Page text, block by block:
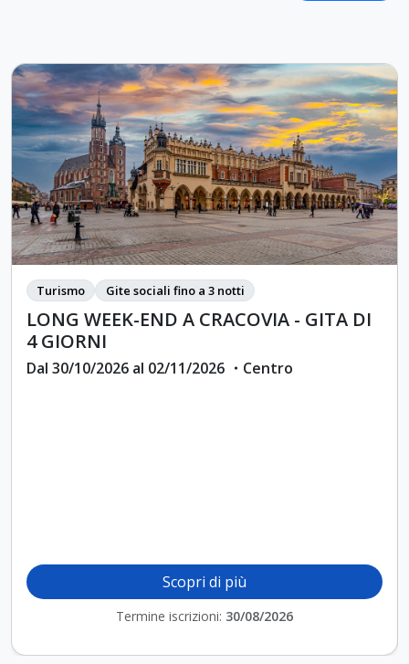
Turismo Gite sociali fino a 3 notti
LONG WEEK-END A CRACOVIA - GITA DI
4 GIORNI
Dal 30/10/2026 al 02/11/2026 ・Centro
Scopri di più
Termine iscrizioni: 30/08/2026